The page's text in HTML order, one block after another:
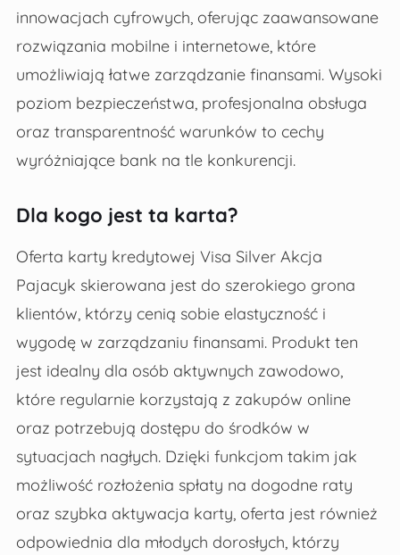
innowacjach cyfrowych, oferując zaawansowane
rozwiązania mobilne i internetowe, które
umożliwiają łatwe zarządzanie finansami. Wysoki
poziom bezpieczeństwa, profesjonalna obsługa
oraz transparentność warunków to cechy
wyróżniające bank na tle konkurencji.
Dla kogo jest ta karta?
Oferta karty kredytowej Visa Silver Akcja
Pajacyk skierowana jest do szerokiego grona
klientów, którzy cenią sobie elastyczność i
wygodę w zarządzaniu finansami. Produkt ten
jest idealny dla osób aktywnych zawodowo,
które regularnie korzystają z zakupów online
oraz potrzebują dostępu do środków w
sytuacjach nagłych. Dzięki funkcjom takim jak
możliwość rozłożenia spłaty na dogodne raty
oraz szybka aktywacja karty, oferta jest również
odpowiednia dla młodych dorosłych, którzy